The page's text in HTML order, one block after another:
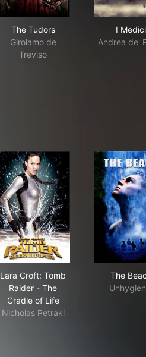
The Tudors
Girolamo de
Treviso
I Medici
Andrea de'
Lara Croft: Tomb
Raider - The
Cradle of Life
Nicholas Petraki
The